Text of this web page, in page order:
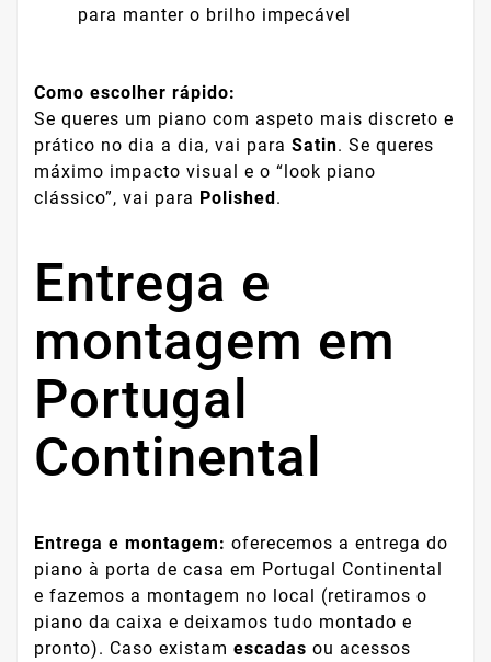
para manter o brilho impecável
Como escolher rápido:
Se queres um piano com aspeto mais discreto e
prático no dia a dia, vai para Satin. Se queres
máximo impacto visual e o “look piano
clássico”, vai para Polished.
Entrega e
montagem em
Portugal
Continental
Entrega e montagem: oferecemos a entrega do
piano à porta de casa em Portugal Continental
e fazemos a montagem no local (retiramos o
piano da caixa e deixamos tudo montado e
pronto). Caso existam escadas ou acessos